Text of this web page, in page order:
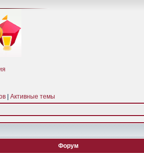
Активные темы
Форум